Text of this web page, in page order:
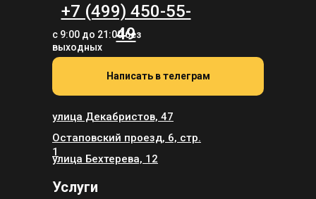
+7 (499) 450-55-
49
с 9:00 до 21:00 без
выходных
улица Декабристов, 47
Остаповский проезд, 6, стр.
1
Услуги
улица Бехтерева, 12
Написать в телеграм